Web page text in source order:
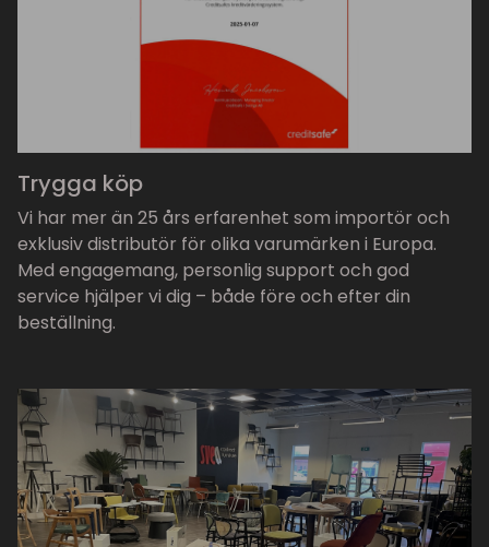
Trygga köp
Vi har mer än 25 års erfarenhet som importör och
exklusiv distributör för olika varumärken i Europa.
Med engagemang, personlig support och god
service hjälper vi dig – både före och efter din
beställning.